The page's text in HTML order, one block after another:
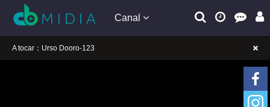
Canal
A tocar：Urso Dooro-123